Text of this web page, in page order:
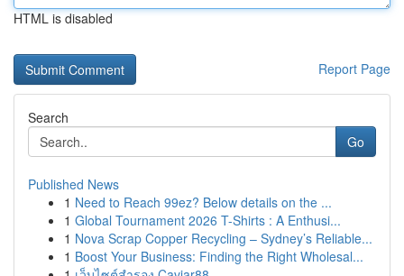
HTML is disabled
Report Page
Search
Go
Published News
1 Need to Reach 99ez? Below details on the ...
1 Global Tournament 2026 T-Shirts : A Enthusi...
1 Nova Scrap Copper Recycling – Sydney’s Reliable...
1 Boost Your Business: Finding the Right Wholesal...